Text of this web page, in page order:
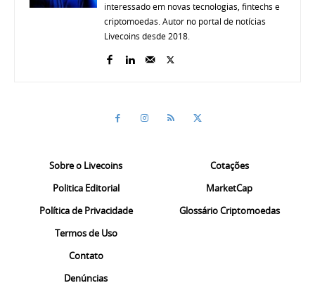
interessado em novas tecnologias, fintechs e
criptomoedas. Autor no portal de notícias
Livecoins desde 2018.
Sobre o Livecoins
Politica Editorial
Política de Privacidade
Termos de Uso
Contato
Denúncias
Cotações
MarketCap
Glossário Criptomoedas